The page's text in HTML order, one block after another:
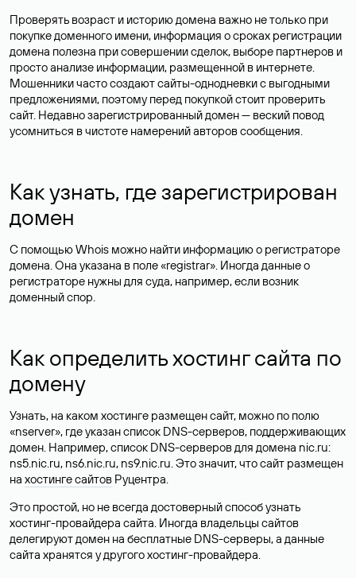
Проверять возраст и историю домена важно не только при
покупке доменного имени, информация о сроках регистрации
домена полезна при совершении сделок, выборе партнеров и
просто анализе информации, размещенной в интернете.
Мошенники часто создают сайты-однодневки с выгодными
предложениями, поэтому перед покупкой стоит проверить
сайт. Недавно зарегистрированный домен — веский повод
усомниться в чистоте намерений авторов сообщения.
Как узнать, где зарегистрирован
домен
С помощью Whois можно найти информацию о регистраторе
домена. Она указана в поле «registrar». Иногда данные о
регистраторе нужны для суда, например, если возник
доменный спор.
Как определить хостинг сайта по
домену
Узнать, на каком хостинге размещен сайт, можно по полю
«nserver», где указан список DNS-серверов, поддерживающих
домен. Например, список DNS-серверов для домена nic.ru:
ns5.nic.ru, ns6.nic.ru, ns9.nic.ru. Это значит, что сайт размещен
на хостинге сайтов Руцентра.
Это простой, но не всегда достоверный способ узнать
хостинг-провайдера сайта. Иногда владельцы сайтов
делегируют домен на бесплатные DNS-серверы, а данные
сайта хранятся у другого хостинг-провайдера.